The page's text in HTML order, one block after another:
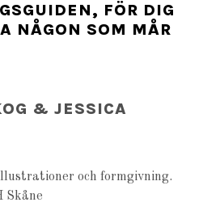
FÖR DIG
NÅGON SOM MÅR
& JESSICA
och formgivning.
Skåne